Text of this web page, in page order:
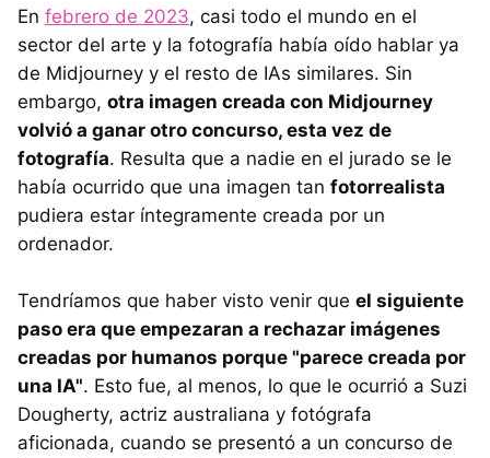
En febrero de 2023, casi todo el mundo en el
sector del arte y la fotografía había oído hablar ya
de Midjourney y el resto de IAs similares. Sin
embargo, otra imagen creada con Midjourney
volvió a ganar otro concurso, esta vez de
fotografía. Resulta que a nadie en el jurado se le
había ocurrido que una imagen tan fotorrealista
pudiera estar íntegramente creada por un
ordenador.
Tendríamos que haber visto venir que el siguiente
paso era que empezaran a rechazar imágenes
creadas por humanos porque "parece creada por
una IA". Esto fue, al menos, lo que le ocurrió a Suzi
Dougherty, actriz australiana y fotógrafa
aficionada, cuando se presentó a un concurso de